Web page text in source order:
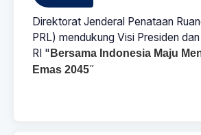
Direktorat Jenderal Penataan
PRL) mendukung Visi Presiden
RI " Bersama Indonesia Maju
Emas 2045"